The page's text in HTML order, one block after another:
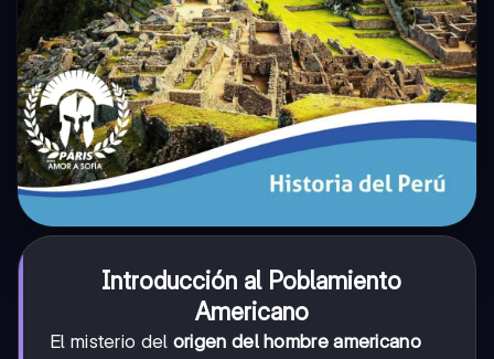
Introducción al Poblamiento
Americano
El misterio del origen del hombre americano